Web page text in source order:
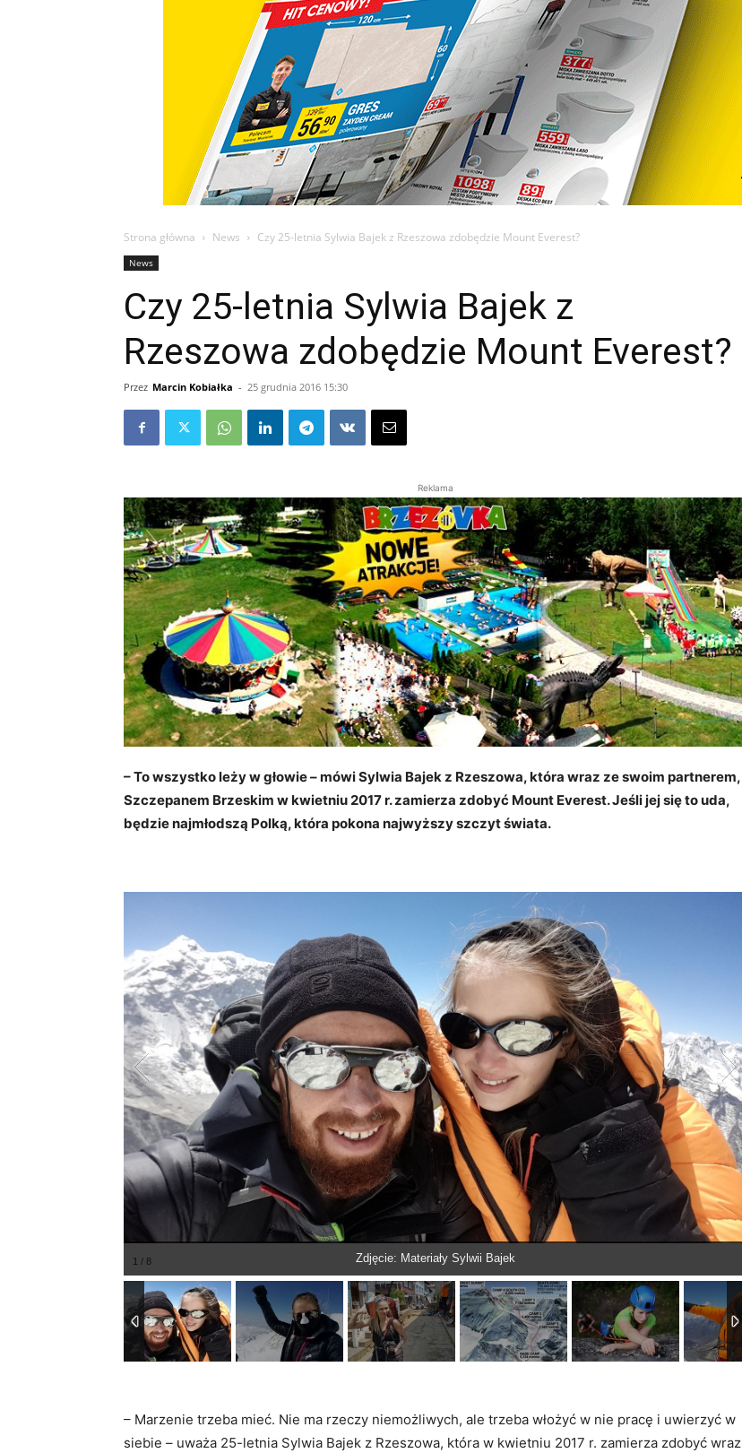
Strona główna News Czy 25-letnia Sylwia Bajek z Rzeszowa zdobędzie Mount Everest?
News
Czy 25-letnia Sylwia Bajek z
Rzeszowa zdobędzie Mount Everest?
Przez Marcin Kobiałka - 25 grudnia 2016 15:30
Reklama
– To wszystko leży w głowie – mówi Sylwia Bajek z Rzeszowa, która wraz ze swoim partnerem,
Szczepanem Brzeskim w kwietniu 2017 r. zamierza zdobyć Mount Everest. Jeśli jej się to uda,
będzie najmłodszą Polką, która pokona najwyższy szczyt świata.
Zdjęcie: Materiały Sylwii Bajek
– Marzenie trzeba mieć. Nie ma rzeczy niemożliwych, ale trzeba włożyć w nie pracę i uwierzyć w
siebie – uważa 25-letnia Sylwia Bajek z Rzeszowa, która w kwietniu 2017 r. zamierza zdobyć wraz